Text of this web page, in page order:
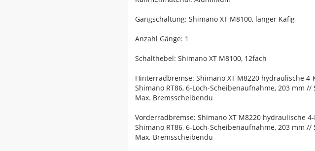
Gangschaltung: Shimano XT M8100, langer Käfig
Anzahl Gänge: 1
Schalthebel: Shimano XT M8100, 12fach
Hinterradbremse: Shimano XT M8220 hydraulische
Shimano RT86, 6-Loch-Scheibenaufnahme, 203 mm
Max. Bremsscheibendu
Vorderradbremse: Shimano XT M8220 hydraulische
Shimano RT86, 6-Loch-Scheibenaufnahme, 203 mm
Max. Bremsscheibendu